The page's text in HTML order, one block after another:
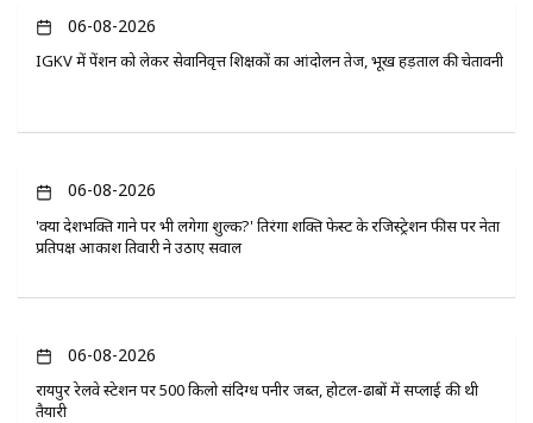
06-08-2026
IGKV में पेंशन को लेकर सेवानिवृत्त शिक्षकों का आंदोलन तेज, भूख हड़ताल की चेतावनी
06-08-2026
'क्या देशभक्ति गाने पर भी लगेगा शुल्क?' तिरंगा शक्ति फेस्ट के रजिस्ट्रेशन फीस पर नेता
प्रतिपक्ष आकाश तिवारी ने उठाए सवाल
06-08-2026
रायपुर रेलवे स्टेशन पर 500 किलो संदिग्ध पनीर जब्त, होटल-ढाबों में सप्लाई की थी
तैयारी